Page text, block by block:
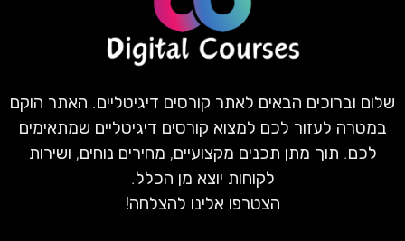
שלום וברוכים הבאים לאתר קורסים דיגיטליים. האתר הוקם
במטרה לעזור לכם למצוא קורסים דיגיטליים שמתאימים
לכם. תוך מתן תכנים מקצועיים, מחירים נוחים, ושירות
לקוחות יוצא מן הכלל.
הצטרפו אלינו להצלחה!